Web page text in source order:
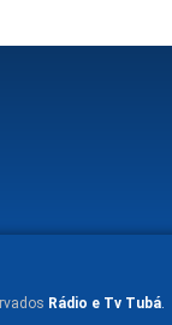
Rádio e Tv Tubá.